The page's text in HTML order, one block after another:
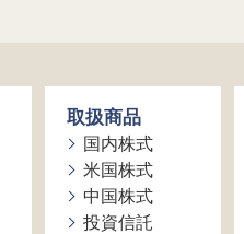
取扱商品
国内株式
米国株式
中国株式
投資信託